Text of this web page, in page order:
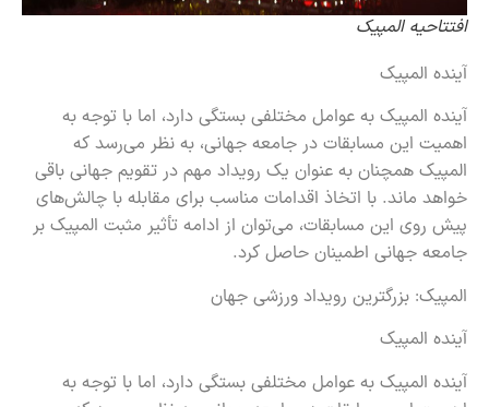
افتتاحیه المپیک
آینده المپیک
آینده المپیک به عوامل مختلفی بستگی دارد، اما با توجه به
اهمیت این مسابقات در جامعه جهانی، به نظر می‌رسد که
المپیک همچنان به عنوان یک رویداد مهم در تقویم جهانی باقی
خواهد ماند. با اتخاذ اقدامات مناسب برای مقابله با چالش‌های
پیش روی این مسابقات، می‌توان از ادامه تأثیر مثبت المپیک بر
جامعه جهانی اطمینان حاصل کرد.
المپیک: بزرگترین رویداد ورزشی جهان
آینده المپیک
آینده المپیک به عوامل مختلفی بستگی دارد، اما با توجه به